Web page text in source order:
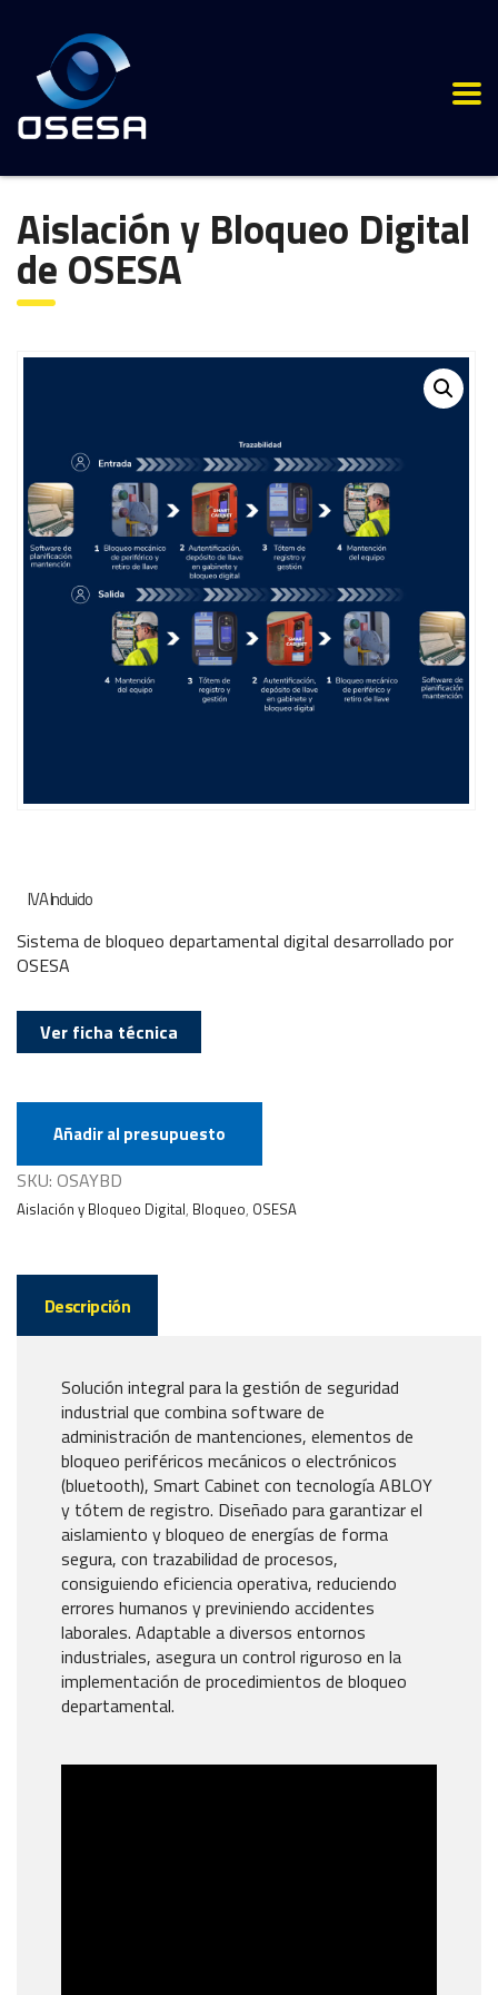
Aislación y Bloqueo Digital
de OSESA
Sistema de bloqueo departamental digital desarrollado por
OSESA
Ver ficha técnica
Añadir al presupuesto
SKU: OSAYBD
Aislación y Bloqueo Digital, Bloqueo, OSESA
Descripción
Solución integral para la gestión de seguridad
industrial que combina software de
administración de mantenciones, elementos de
bloqueo periféricos mecánicos o electrónicos
(bluetooth), Smart Cabinet con tecnología ABLOY
y tótem de registro. Diseñado para garantizar el
aislamiento y bloqueo de energías de forma
segura, con trazabilidad de procesos,
consiguiendo eficiencia operativa, reduciendo
errores humanos y previniendo accidentes
laborales. Adaptable a diversos entornos
industriales, asegura un control riguroso en la
implementación de procedimientos de bloqueo
departamental.